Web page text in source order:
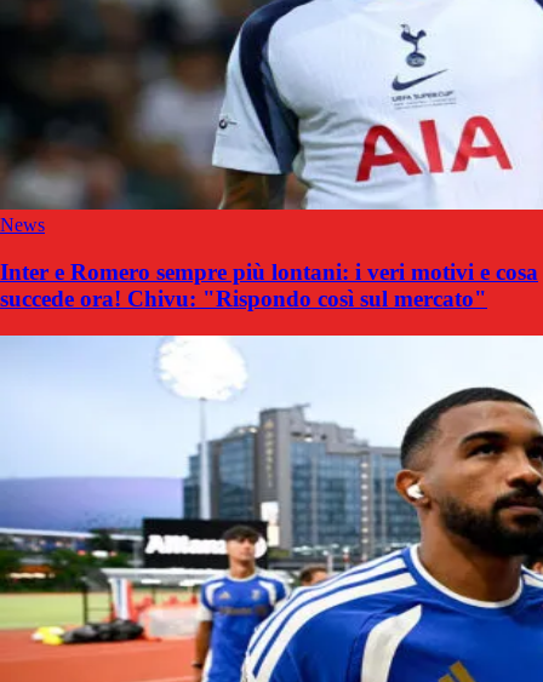
News
Inter e Romero sempre più lontani: i veri motivi e cosa
succede ora! Chivu: "Rispondo così sul mercato"